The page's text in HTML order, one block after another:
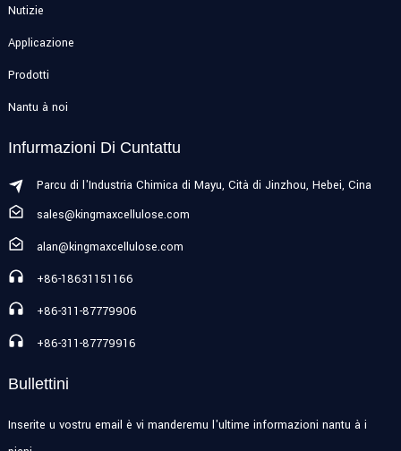
Nutizie
Applicazione
Prodotti
Nantu à noi
Infurmazioni Di Cuntattu
Parcu di l'Industria Chimica di Mayu, Cità di Jinzhou, Hebei, Cina
sales@kingmaxcellulose.com
alan@kingmaxcellulose.com
+86-18631151166
+86-311-87779906
+86-311-87779916
Bullettini
Inserite u vostru email è vi manderemu l'ultime informazioni nantu à i